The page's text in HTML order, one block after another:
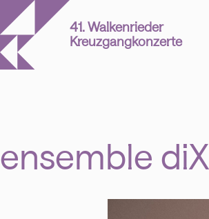
41. Walkenrieder
Kreuzgangkonzerte
ensemble diX